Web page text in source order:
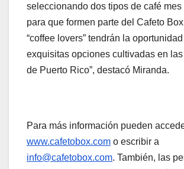
seleccionando dos tipos de café mes
para que formen parte del Cafeto
“coffee lovers” tendrán la
exquisitas opciones cultivadas en
de Puerto Rico”, destacó Miranda.
Para más información pueden
www.cafetobox.com o escribir a
info@cafetobox.com. También, las